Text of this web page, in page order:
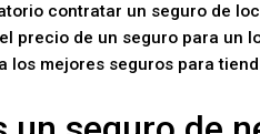
contratar un seguro de
precio de un seguro para un
los mejores seguros para